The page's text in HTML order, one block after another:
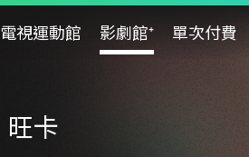
電視運動館 影劇館⁺ 單次付費
旺卡